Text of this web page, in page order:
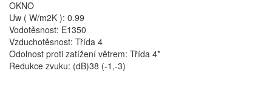
OKNO
Uw ( W/m2K ): 0.99
Vodotěsnost: E1350
Vzduchotěsnost: Třída 4
Odolnost proti zatížení větrem: Třída 4*
Redukce zvuku: (dB)38 (-1,-3)